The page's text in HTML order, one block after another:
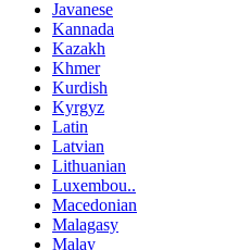
Javanese
Kannada
Kazakh
Khmer
Kurdish
Kyrgyz
Latin
Latvian
Lithuanian
Luxembou..
Macedonian
Malagasy
Malay